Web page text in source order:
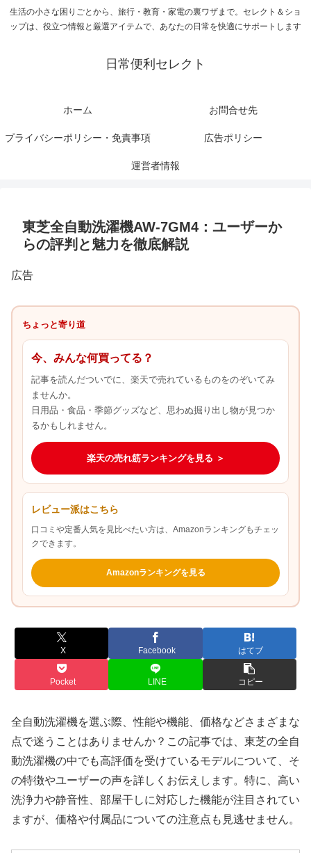
生活の小さな困りごとから、旅行・教育・家電の裏ワザまで。セレクト＆ショ
ップは、役立つ情報と厳選アイテムで、あなたの日常を快適にサポートします
日常便利セレクト
ホーム お問合せ先
プライバシーポリシー・免責事項 広告ポリシー
運営者情報
東芝全自動洗濯機AW-7GM4：ユーザーか
らの評判と魅力を徹底解説
広告
ちょっと寄り道
今、みんな何買ってる？
記事を読んだついでに、楽天で売れているものをのぞいてみ
ませんか。
日用品・食品・季節グッズなど、思わぬ掘り出し物が見つか
るかもしれません。
楽天の売れ筋ランキングを見る ＞
レビュー派はこちら
口コミや定番人気を見比べたい方は、Amazonランキングもチェッ
クできます。
Amazonランキングを見る
X Facebook はてブ
Pocket LINE コピー
全自動洗濯機を選ぶ際、性能や機能、価格などさまざまな
点で迷うことはありませんか？この記事では、東芝の全自
動洗濯機の中でも高評価を受けているモデルについて、そ
の特徴やユーザーの声を詳しくお伝えします。特に、高い
洗浄力や静音性、部屋干しに対応した機能が注目されてい
ますが、価格や付属品についての注意点も見逃せません。